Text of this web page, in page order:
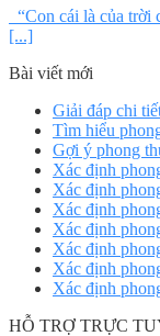
“Con cái là của trời
[...]
Bài viết mới
Giải đáp chi
Tìm hiểu
Gợi ý phong
Xác định
Xác định
Xác định
Xác định
Xác định
Xác định
Xác định
HỖ TRỢ TRỰC